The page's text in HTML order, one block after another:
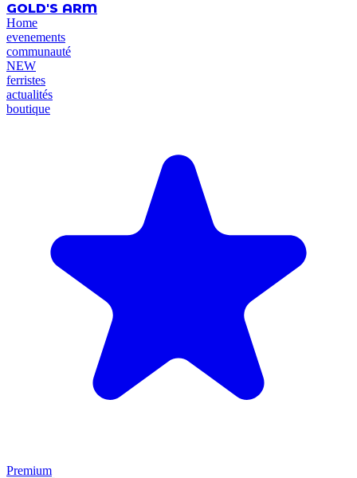
GOLD'S ARM
Home
evenements
communauté
NEW
ferristes
actualités
boutique
Premium